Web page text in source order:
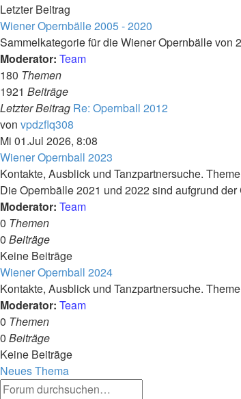
Letzter Beitrag
Wiener Opernbälle 2005 - 2020
Sammelkategorie für die Wiener Opernbälle von
Moderator: Team
180 Themen
1921 Beiträge
Letzter Beitrag Re: Opernball 2012
von vpdzflq308
Beitrag
Mi 01.Jul 2026, 8:08
Wiener Opernball 2023
Kontakte, Ausblick und Tanzpartnersuche.
Die Opernbälle 2021 und 2022 sind aufgrund
Moderator: Team
0 Themen
0 Beiträge
Keine Beiträge
Wiener Opernball 2024
Kontakte, Ausblick und Tanzpartnersuche.
Moderator: Team
0 Themen
0 Beiträge
Keine Beiträge
Neues Thema